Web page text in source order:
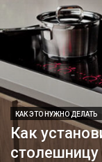
КАК ЭТО НУЖНО ДЕЛАТЬ
Как